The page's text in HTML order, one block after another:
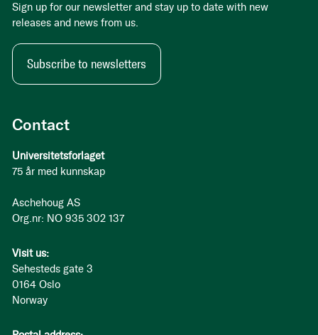
Contact
Universitetsforlaget
75 år med kunnskap
Aschehoug AS
Org.nr: NO 935 302 137
Visit us:
Sehesteds gate 3
0164 Oslo
Norway
Sign up for our newsletter and stay up to date with new
releases and news from us.
Subscribe to newsletters